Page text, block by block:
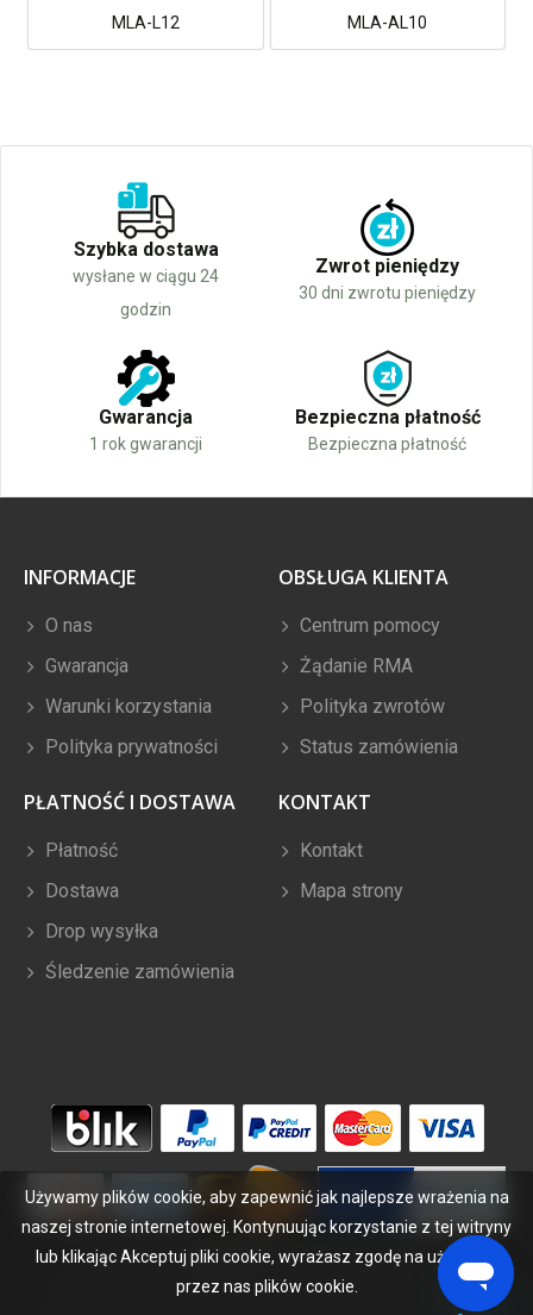
MLA-L12
MLA-AL10
Szybka dostawa
wysłane w ciągu 24
godzin
Zwrot pieniędzy
30 dni zwrotu pieniędzy
Gwarancja
1 rok gwarancji
Bezpieczna płatność
Bezpieczna płatność
INFORMACJE
O nas
Gwarancja
Warunki korzystania
Polityka prywatności
OBSŁUGA KLIENTA
Centrum pomocy
Żądanie RMA
Polityka zwrotów
Status zamówienia
PŁATNOŚĆ I DOSTAWA
Płatność
Dostawa
Drop wysyłka
Śledzenie zamówienia
KONTAKT
Kontakt
Mapa strony
Copyright ©2026 bateriabuy.pl. Wszelkie prawa zastrzeżone.
Wyznaczone znaki handlowe i marki są własnością ich właścicieli.
Używamy plików cookie, aby zapewnić jak najlepsze wrażenia na
naszej stronie internetowej. Kontynuując korzystanie z tej witryny
lub klikając Akceptuj pliki cookie, wyrażasz zgodę na używanie
przez nas plików cookie.